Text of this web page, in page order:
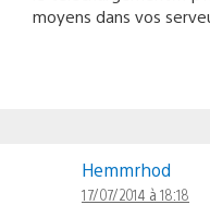
moyens dans vos
Hemmrhod
17/07/2014 à 18:18